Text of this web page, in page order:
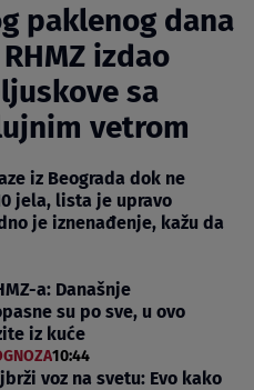
paklenog dana
izdao
sa
vetrom
iz Beograda dok ne
jela, lista je upravo
je iznenađenje, kažu da
a: Današnje
su po sve, u ovo
iz kuće
10:44
voz na svetu: Evo kako